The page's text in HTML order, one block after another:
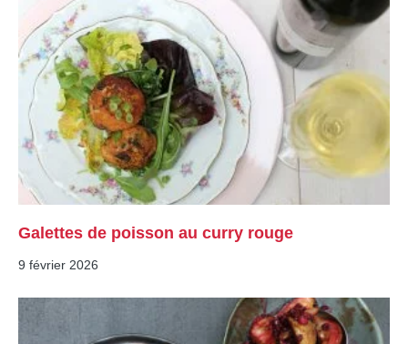
Galettes de poisson au curry rouge
9 février 2026